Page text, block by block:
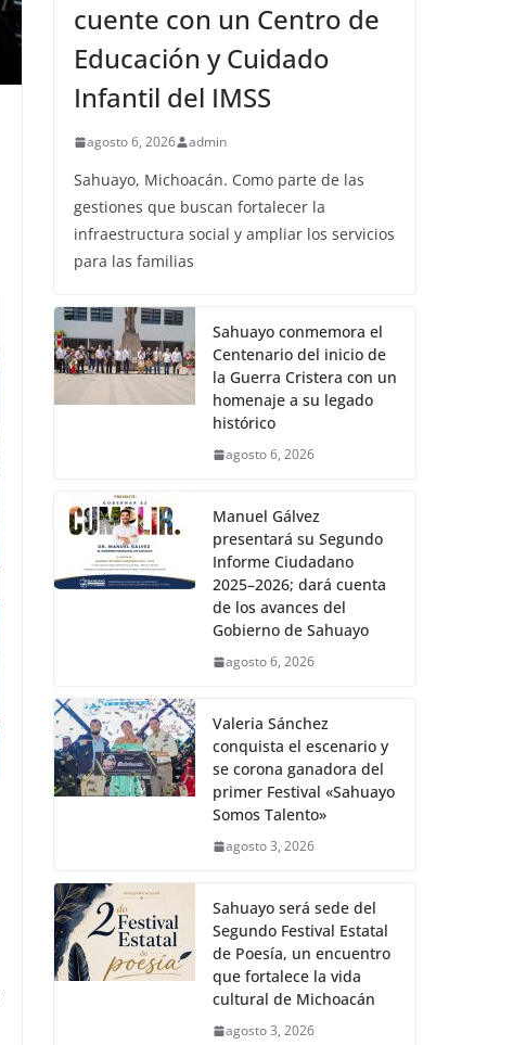
cuente con un Centro de
Educación y Cuidado
Infantil del IMSS
agosto 6, 2026 admin
Sahuayo, Michoacán. Como parte de las
gestiones que buscan fortalecer la
infraestructura social y ampliar los servicios
para las familias
Sahuayo conmemora el
Centenario del inicio de
la Guerra Cristera con un
homenaje a su legado
histórico
agosto 6, 2026
Manuel Gálvez
presentará su Segundo
Informe Ciudadano
2025–2026; dará cuenta
de los avances del
Gobierno de Sahuayo
agosto 6, 2026
Valeria Sánchez
conquista el escenario y
se corona ganadora del
primer Festival «Sahuayo
Somos Talento»
agosto 3, 2026
Sahuayo será sede del
Segundo Festival Estatal
de Poesía, un encuentro
que fortalece la vida
cultural de Michoacán
agosto 3, 2026